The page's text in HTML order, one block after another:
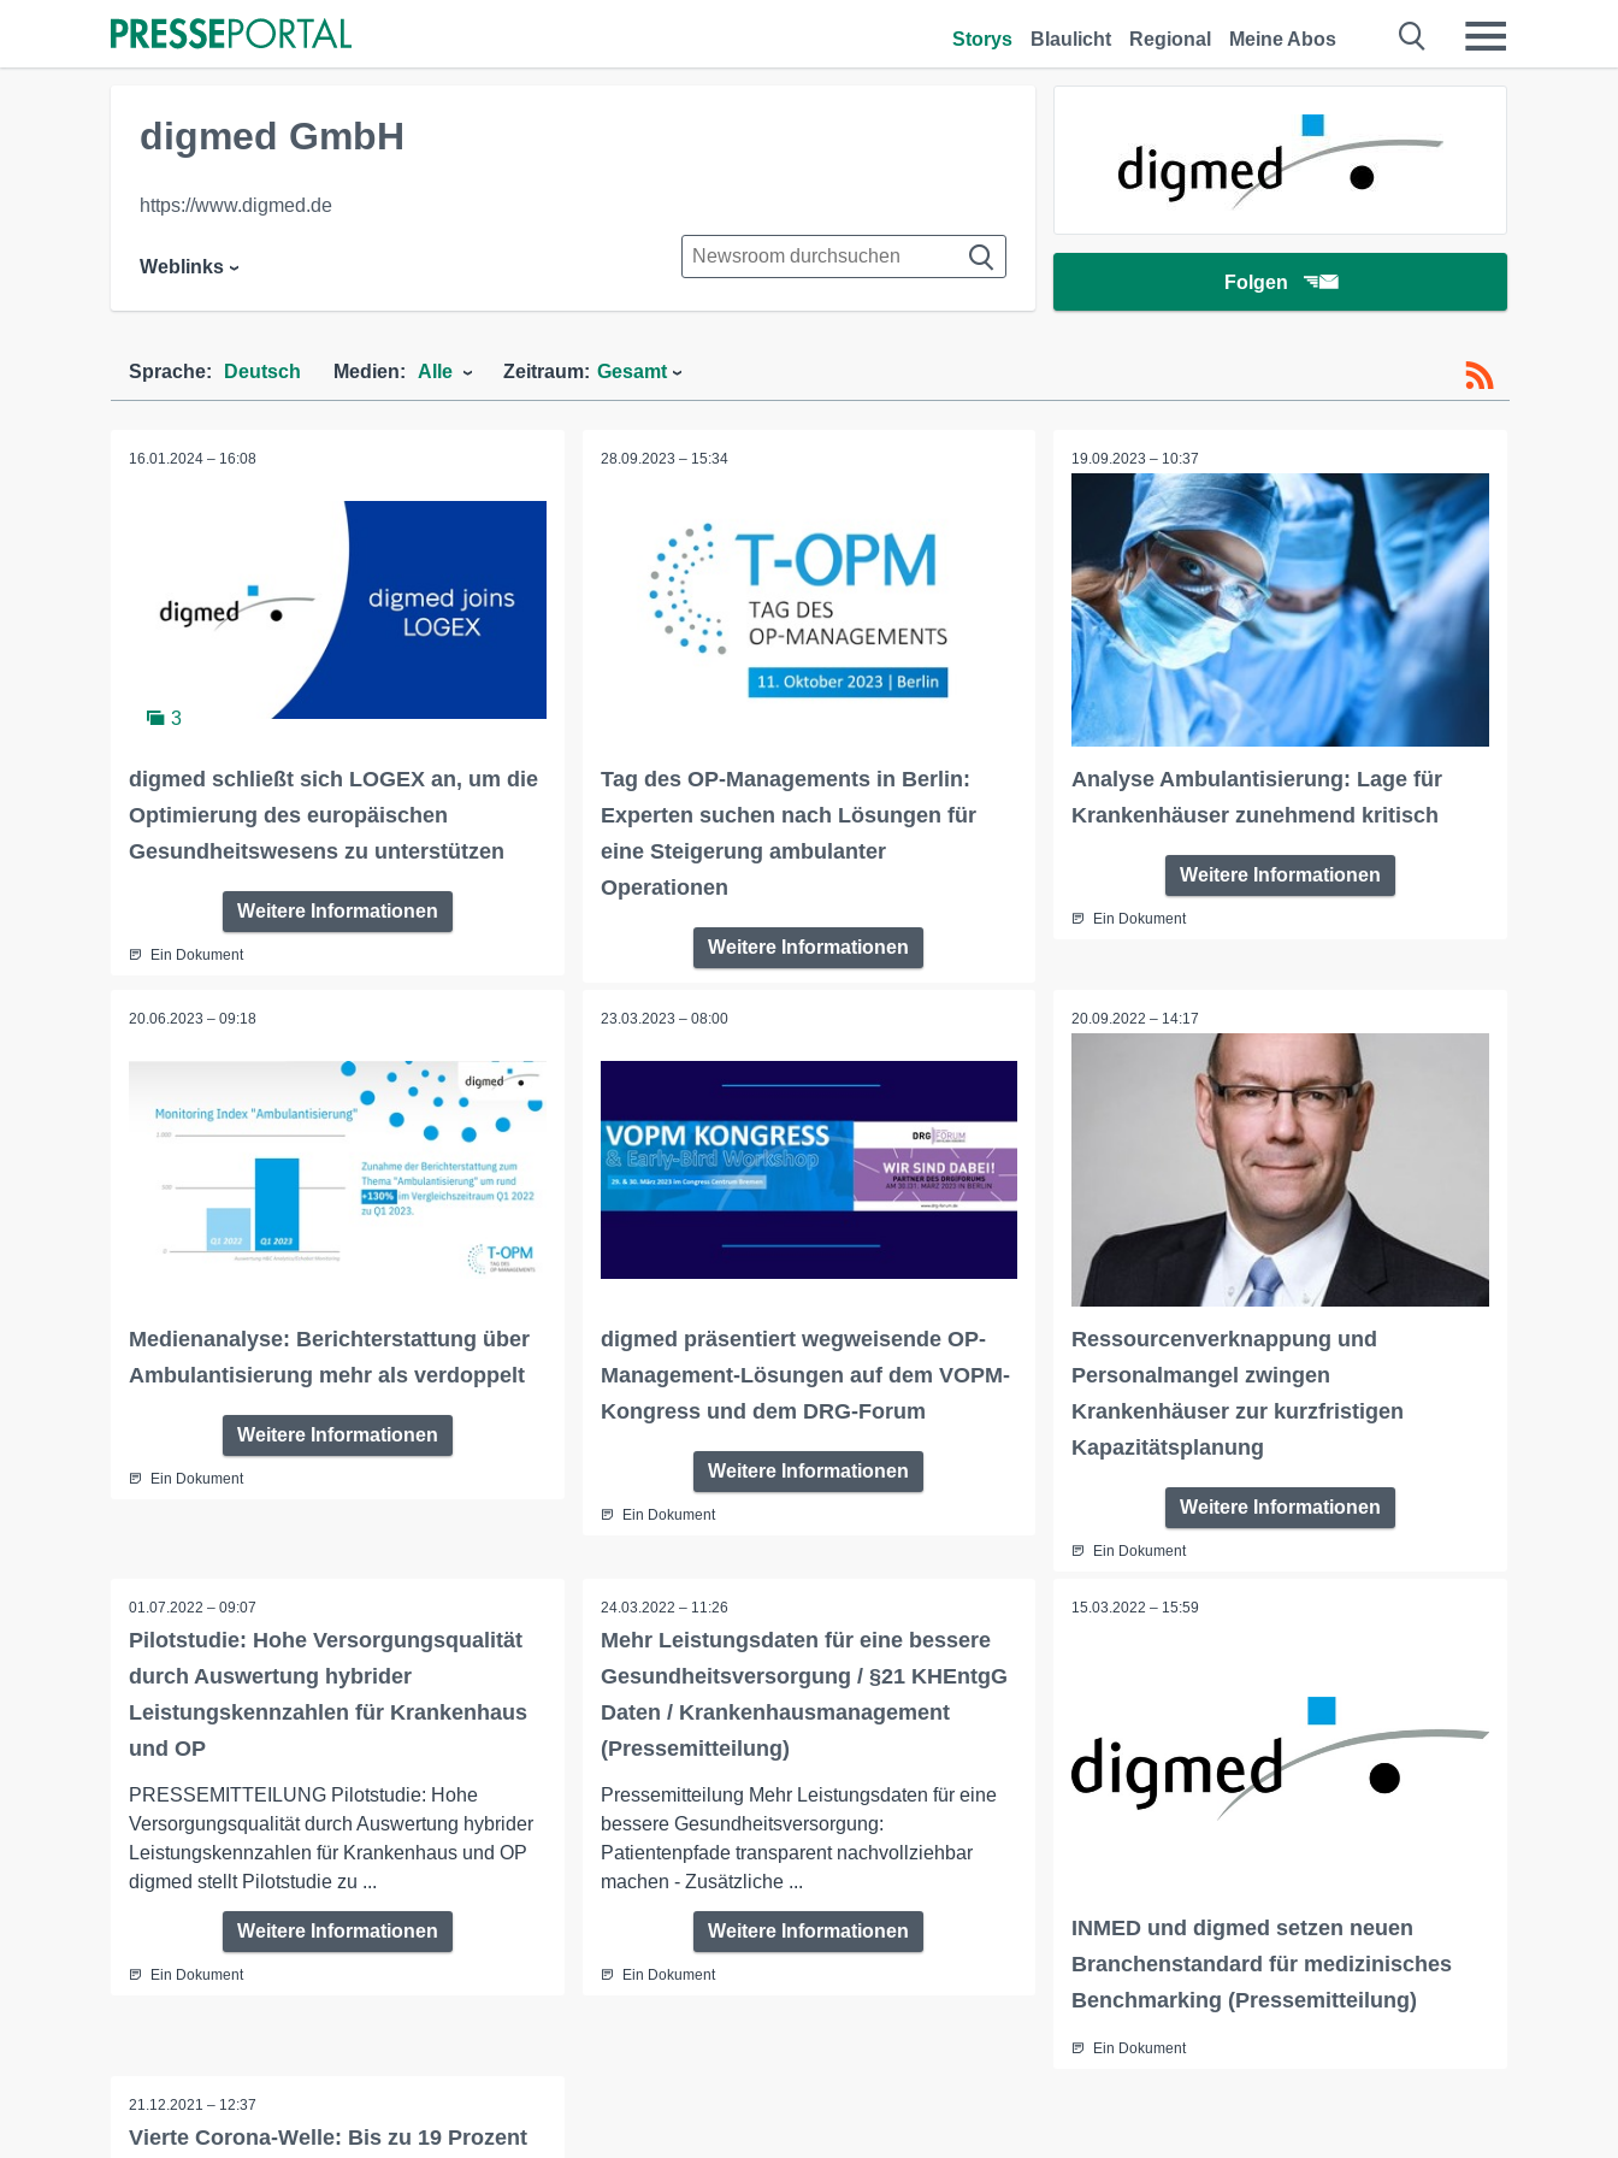
Storys Blaulicht Regional Meine Abos
Folgen
digmed GmbH
https://www.digmed.de
Weblinks
Sprache: Deutsch Medien: Alle Zeitraum: Gesamt
16.01.2024 – 16:08
3
digmed schließt sich LOGEX an, um die
Optimierung des europäischen
Gesundheitswesens zu unterstützen
Weitere Informationen
Ein Dokument
28.09.2023 – 15:34
Tag des OP-Managements in Berlin:
Experten suchen nach Lösungen für
eine Steigerung ambulanter
Operationen
Weitere Informationen
19.09.2023 – 10:37
Analyse Ambulantisierung: Lage für
Krankenhäuser zunehmend kritisch
Weitere Informationen
Ein Dokument
20.06.2023 – 09:18
Medienanalyse: Berichterstattung über
Ambulantisierung mehr als verdoppelt
Weitere Informationen
Ein Dokument
23.03.2023 – 08:00
digmed präsentiert wegweisende OP-
Management-Lösungen auf dem VOPM-
Kongress und dem DRG-Forum
Weitere Informationen
Ein Dokument
20.09.2022 – 14:17
Ressourcenverknappung und
Personalmangel zwingen
Krankenhäuser zur kurzfristigen
Kapazitätsplanung
Weitere Informationen
Ein Dokument
01.07.2022 – 09:07
Pilotstudie: Hohe Versorgungsqualität
durch Auswertung hybrider
Leistungskennzahlen für Krankenhaus
und OP
PRESSEMITTEILUNG Pilotstudie: Hohe
Versorgungsqualität durch Auswertung hybrider
Leistungskennzahlen für Krankenhaus und OP
digmed stellt Pilotstudie zu ...
Weitere Informationen
Ein Dokument
24.03.2022 – 11:26
Mehr Leistungsdaten für eine bessere
Gesundheitsversorgung / §21 KHEntgG
Daten / Krankenhausmanagement
(Pressemitteilung)
Pressemitteilung Mehr Leistungsdaten für eine
bessere Gesundheitsversorgung:
Patientenpfade transparent nachvollziehbar
machen - Zusätzliche ...
Weitere Informationen
Ein Dokument
15.03.2022 – 15:59
INMED und digmed setzen neuen
Branchenstandard für medizinisches
Benchmarking (Pressemitteilung)
Ein Dokument
21.12.2021 – 12:37
Vierte Corona-Welle: Bis zu 19 Prozent